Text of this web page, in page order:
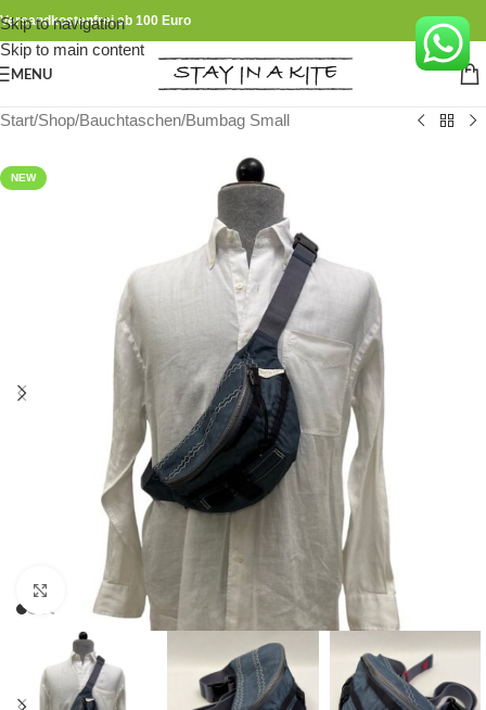
Skip to navigation
Skip to main content
Versandkostenfrei ab 100 Euro
MENU
Start/Shop/Bauchtaschen/Bumbag Small
NEW
Click to enlarge